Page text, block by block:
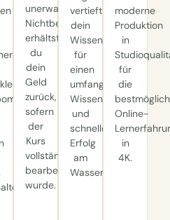
unerwarteten
Nichtbestehen
erhältst
du
dein
Geld
zurück,
sofern
der
Kurs
vollständig
bearbeitet
wurde.
vertieft
dein
Wissen,
für
einen
umfangreicheren
Wissensschatz
und
schnelleren
Erfolg
am
Wasser.
moderne
Produktion
in
für
die
Online-
in
4K.